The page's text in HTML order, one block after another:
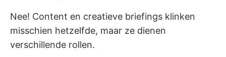
Nee! Content en creatieve briefings klinken
misschien hetzelfde, maar ze dienen
verschillende rollen.